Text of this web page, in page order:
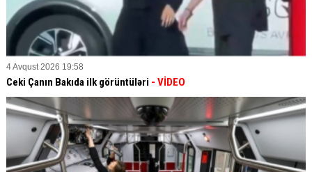
4 Avqust 2026 19:58
Ceki Çanın Bakıda ilk görüntüləri - VİDEO